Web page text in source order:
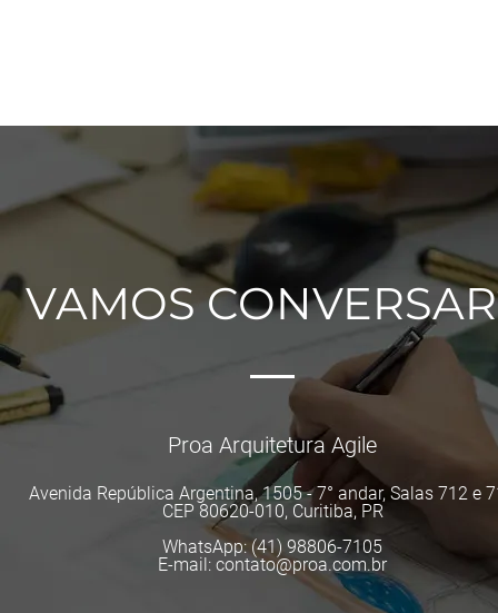
VAMOS
Proa Arquitetura Agile
Avenida República Argentina, 1505 - 7° andar, Salas 712 e
CEP 80620-010, Curitiba, PR
WhatsApp: (41) 98806-7105
E-mail: contato@proa.com.br